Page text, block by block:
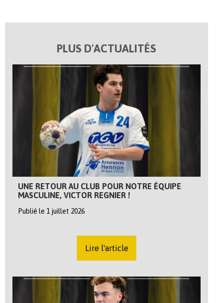
PLUS D'ACTUALITÉS
UNE RETOUR AU CLUB POUR NOTRE ÉQUIPE
MASCULINE, VICTOR REGNIER !
Publié le 1 juillet 2026
Lire l'article